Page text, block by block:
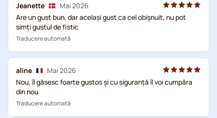
Jeanette
Mai 2026
Are un gust bun, dar același gust ca cel obișnuit, nu pot
simți gustul de fistic
Traducere automată
aline
Mai 2026
Nou, îl găsesc foarte gustos și cu siguranță îl voi cumpăra
din nou
Traducere automată